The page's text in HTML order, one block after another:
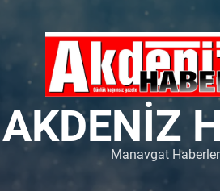
AKDENIZ
Manavgat